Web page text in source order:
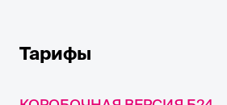
Тарифы